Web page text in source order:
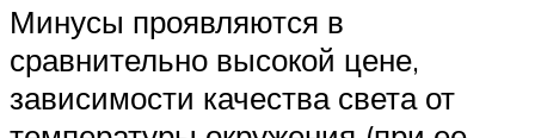
Минусы проявляются в
сравнительно высокой цене,
зависимости качества света от